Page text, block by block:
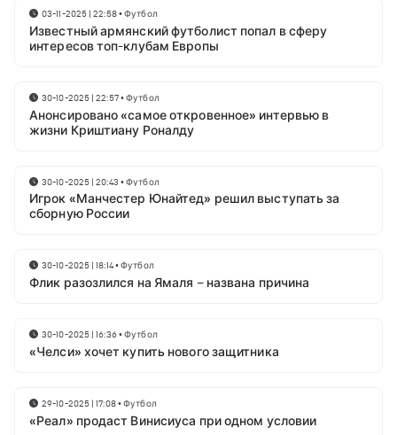
03-11-2025 | 22:58•Футбол
Известный армянский футболист попал в сферу
интересов топ-клубам Европы
30-10-2025 | 22:57•Футбол
Анонсировано «самое откровенное» интервью в
жизни Криштиану Роналду
30-10-2025 | 20:43 •Футбол
Игрок «Манчестер Юнайтед» решил выступать за
сборную России
30-10-2025 | 18:14•Футбол
Флик разозлился на Ямаля – названа причина
30-10-2025 | 16:36•Футбол
«Челси» хочет купить нового защитника
29-10-2025 | 17:08•Футбол
«Реал» продаст Винисиуса при одном условии